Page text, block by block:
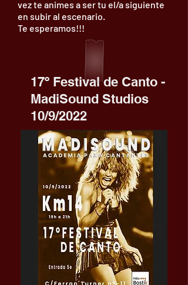
vez te animes a ser tu el/a siguiente
en subir al escenario.
Te esperamos!!!
17º Festival de Canto -
MadiSound Studios
10/9/2022